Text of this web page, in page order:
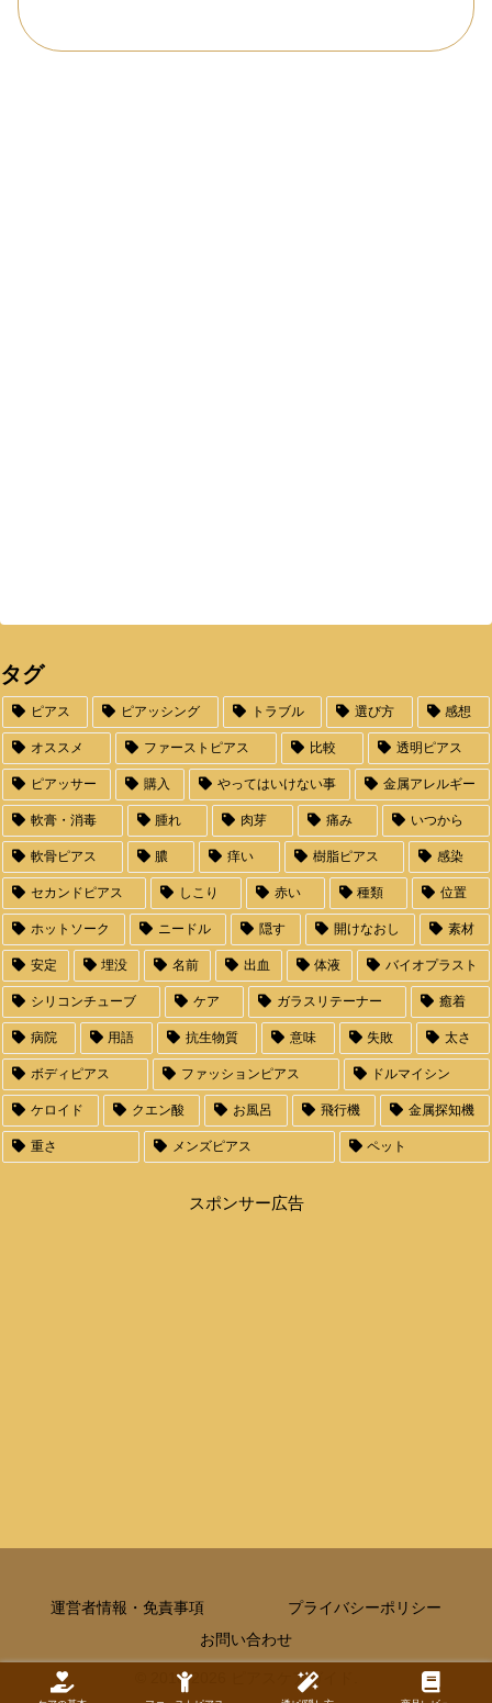
タグ
ピアス ピアッシング トラブル 選び方 感想
オススメ ファーストピアス 比較 透明ピアス
ピアッサー 購入 やってはいけない事 金属アレルギー
軟膏・消毒 腫れ 肉芽 痛み いつから
軟骨ピアス 膿 痒い 樹脂ピアス 感染
セカンドピアス しこり 赤い 種類 位置
ホットソーク ニードル 隠す 開けなおし 素材
安定 埋没 名前 出血 体液 バイオプラスト
シリコンチューブ ケア ガラスリテーナー 癒着
病院 用語 抗生物質 意味 失敗 太さ
ボディピアス ファッションピアス ドルマイシン
ケロイド クエン酸 お風呂 飛行機 金属探知機
重さ メンズピアス ペット
スポンサー広告
運営者情報・免責事項
プライバシーポリシー
お問い合わせ
© 2018-2026 ピアスケアガイド.